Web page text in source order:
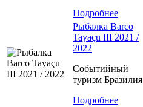
Подробнее
Рыбалка Barco
Tayaçu III 2021 /
2022
Событийный
туризм Бразилия
Подробнее